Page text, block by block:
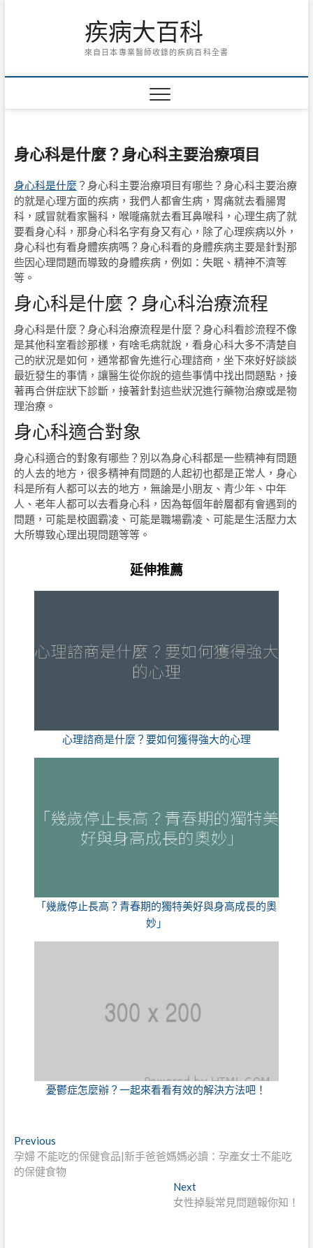
疾病大百科
來自日本專業醫師收錄的疾病百科全書
身心科是什麼？身心科主要治療項目
身心科是什麼 ？身心科主要治療項目有哪些？身心科主要治療
的就是心理方面的疾病，我們人都會生病，胃痛就去看腸胃
科，感冒就看家醫科，喉嚨痛就去看耳鼻喉科，心理生病了就
要看身心科，那身心科名字有身又有心，除了心理疾病以外，
身心科也有看身體疾病嗎？身心科看的身體疾病主要是針對那
些因心理問題而導致的身體疾病，例如：失眠、精神不濟等
等。
身心科是什麼？身心科治療流程
身心科是什麼？身心科治療流程是什麼？身心科看診流程不像
是其他科室看診那樣，有啥毛病就說，看身心科大多不清楚自
己的狀況是如何，通常都會先進行心理諮商，坐下來好好談談
最近發生的事情，讓醫生從你說的這些事情中找出問題點，接
著再合併症狀下診斷，接著針對這些狀況進行藥物治療或是物
理治療。
身心科適合對象
身心科適合的對象有哪些？別以為身心科都是一些精神有問題
的人去的地方，很多精神有問題的人起初也都是正常人，身心
科是所有人都可以去的地方，無論是小朋友、青少年、中年
人、老年人都可以去看身心科，因為每個年齡層都有會遇到的
問題，可能是校園霸凌、可能是職場霸凌、可能是生活壓力太
大所導致心理出現問題等等。
延伸推薦
心理諮商是什麼？要如何獲得強大的心理
「幾歲停止長高？青春期的獨特美好與身高成長的奧
妙」
憂鬱症怎麼辦？一起來看看有效的解決方法吧！
文
章
PreviousPrevious
post:
孕婦 不能吃的保健食品|新手爸爸媽媽必讀：孕產女士不能吃
的保健食物
NextNext
post:
女性掉髮常見問題報你知！